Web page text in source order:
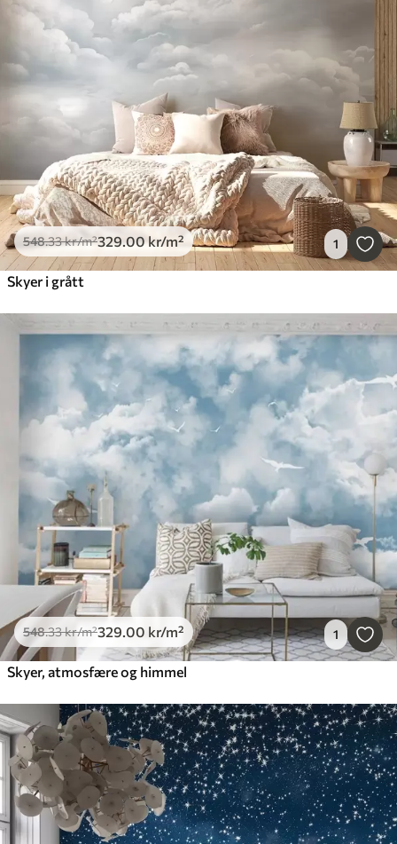
548.33kr/m²329.00kr/m² 1
Skyer i grått
548.33kr/m²329.00 kr/m² 1
Skyer, atmosfære og himmel